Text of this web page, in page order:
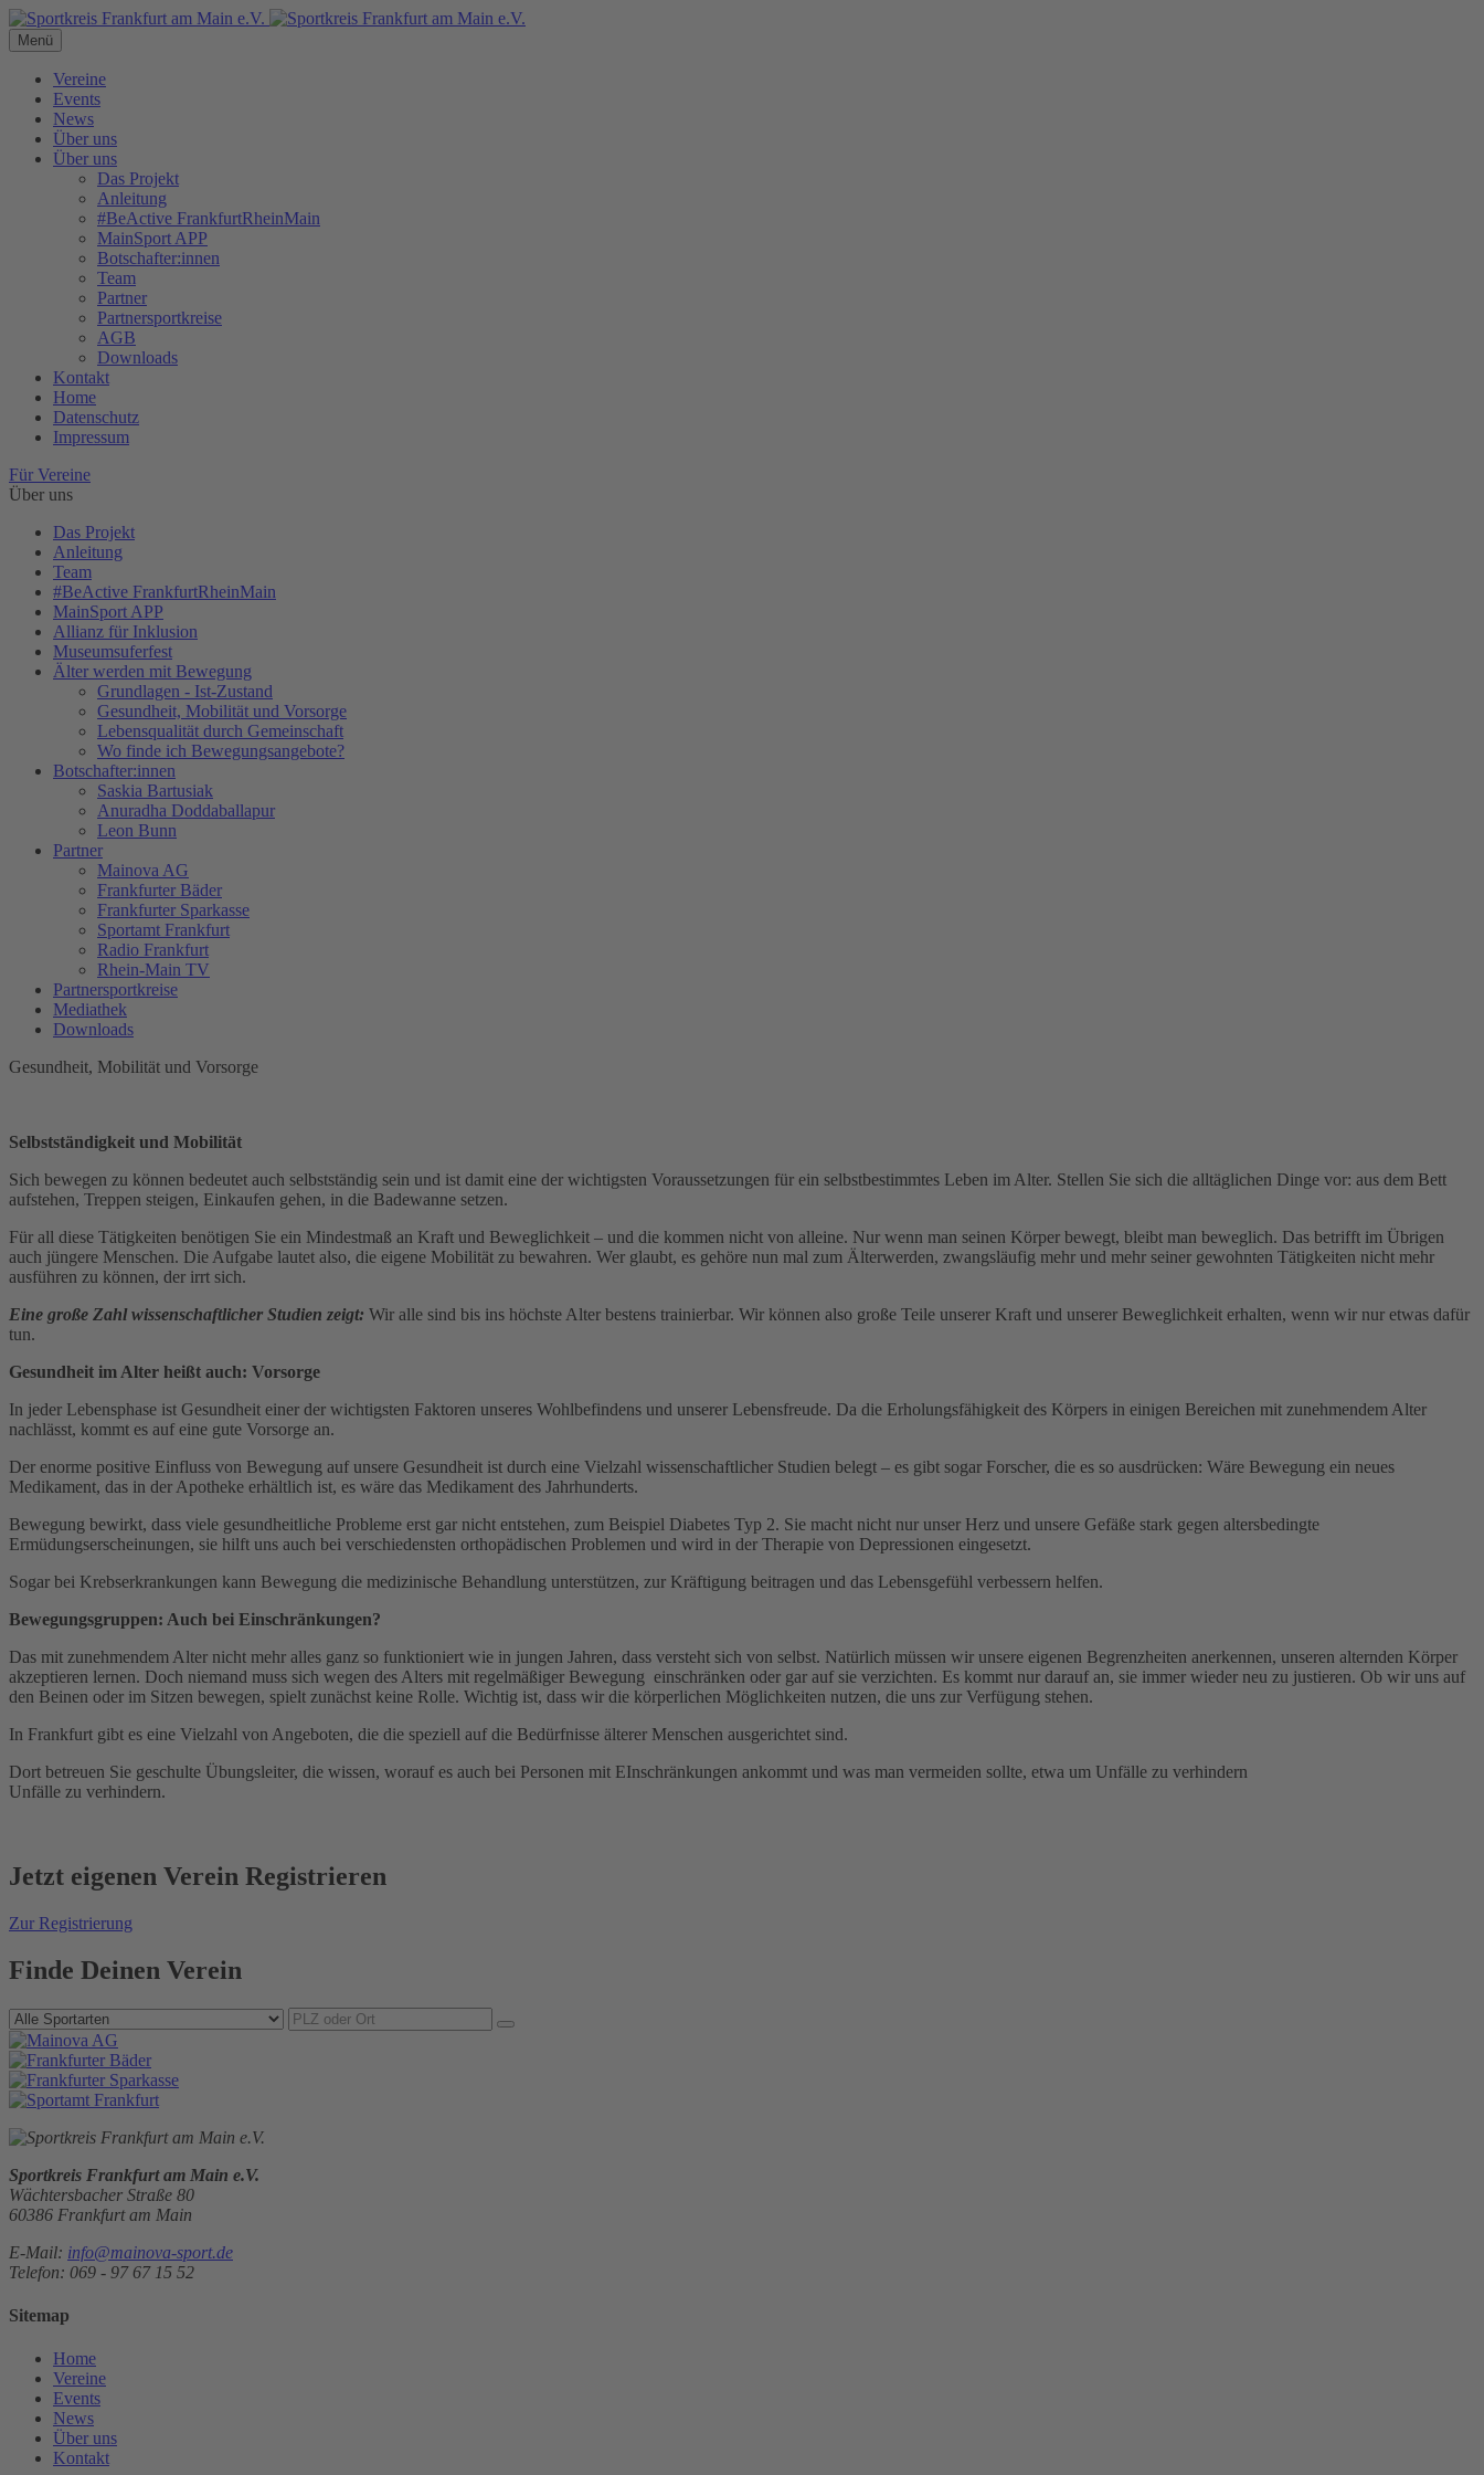
Menü
Vereine
Events
News
Über uns
Über uns
Das Projekt
Anleitung
#BeActive FrankfurtRheinMain
MainSport APP
Botschafter:innen
Team
Partner
Partnersportkreise
AGB
Downloads
Kontakt
Home
Datenschutz
Impressum
Für Vereine
Über uns
Das Projekt
Anleitung
Team
#BeActive FrankfurtRheinMain
MainSport APP
Allianz für Inklusion
Museumsuferfest
Älter werden mit Bewegung
Grundlagen - Ist-Zustand
Gesundheit, Mobilität und Vorsorge
Lebensqualität durch Gemeinschaft
Wo finde ich Bewegungsangebote?
Botschafter:innen
Saskia Bartusiak
Anuradha Doddaballapur
Leon Bunn
Partner
Mainova AG
Frankfurter Bäder
Frankfurter Sparkasse
Sportamt Frankfurt
Radio Frankfurt
Rhein-Main TV
Partnersportkreise
Mediathek
Downloads
Gesundheit, Mobilität und Vorsorge
Selbstständigkeit und Mobilität
Sich bewegen zu können bedeutet auch selbstständig sein und ist damit eine der wichtigsten Voraussetzungen für ein selbstbestimmtes Leben im Alter. Stellen Sie sich die alltäglichen Dinge vor: aus dem Bett
aufstehen, Treppen steigen, Einkaufen gehen, in die Badewanne setzen.
Für all diese Tätigkeiten benötigen Sie ein Mindestmaß an Kraft und Beweglichkeit – und die kommen nicht von alleine. Nur wenn man seinen Körper bewegt, bleibt man beweglich. Das betrifft im Übrigen
auch jüngere Menschen. Die Aufgabe lautet also, die eigene Mobilität zu bewahren. Wer glaubt, es gehöre nun mal zum Älterwerden, zwangsläufig mehr und mehr seiner gewohnten Tätigkeiten nicht mehr
ausführen zu können, der irrt sich.
Eine große Zahl wissenschaftlicher Studien zeigt: Wir alle sind bis ins höchste Alter bestens trainierbar. Wir können also große Teile unserer Kraft und unserer Beweglichkeit erhalten, wenn wir nur etwas dafür
tun.
Gesundheit im Alter heißt auch: Vorsorge
In jeder Lebensphase ist Gesundheit einer der wichtigsten Faktoren unseres Wohlbefindens und unserer Lebensfreude. Da die Erholungsfähigkeit des Körpers in einigen Bereichen mit zunehmendem Alter
nachlässt, kommt es auf eine gute Vorsorge an.
Der enorme positive Einfluss von Bewegung auf unsere Gesundheit ist durch eine Vielzahl wissenschaftlicher Studien belegt – es gibt sogar Forscher, die es so ausdrücken: Wäre Bewegung ein neues
Medikament, das in der Apotheke erhältlich ist, es wäre das Medikament des Jahrhunderts.
Bewegung bewirkt, dass viele gesundheitliche Probleme erst gar nicht entstehen, zum Beispiel Diabetes Typ 2. Sie macht nicht nur unser Herz und unsere Gefäße stark gegen altersbedingte
Ermüdungserscheinungen, sie hilft uns auch bei verschiedensten orthopädischen Problemen und wird in der Therapie von Depressionen eingesetzt.
Sogar bei Krebserkrankungen kann Bewegung die medizinische Behandlung unterstützen, zur Kräftigung beitragen und das Lebensgefühl verbessern helfen.
Bewegungsgruppen: Auch bei Einschränkungen?
Das mit zunehmendem Alter nicht mehr alles ganz so funktioniert wie in jungen Jahren, dass versteht sich von selbst. Natürlich müssen wir unsere eigenen Begrenzheiten anerkennen, unseren alternden Körper
akzeptieren lernen. Doch niemand muss sich wegen des Alters mit regelmäßiger Bewegung einschränken oder gar auf sie verzichten. Es kommt nur darauf an, sie immer wieder neu zu justieren. Ob wir uns auf
den Beinen oder im Sitzen bewegen, spielt zunächst keine Rolle. Wichtig ist, dass wir die körperlichen Möglichkeiten nutzen, die uns zur Verfügung stehen.
In Frankfurt gibt es eine Vielzahl von Angeboten, die die speziell auf die Bedürfnisse älterer Menschen ausgerichtet sind.
Dort betreuen Sie geschulte Übungsleiter, die wissen, worauf es auch bei Personen mit EInschränkungen ankommt und was man vermeiden sollte, etwa um Unfälle zu verhindern
Unfälle zu verhindern.
Jetzt eigenen Verein Registrieren
Zur Registrierung
Finde Deinen Verein
Sportkreis Frankfurt am Main e.V.
Wächtersbacher Straße 80
60386 Frankfurt am Main
E-Mail: info@mainova-sport.de
Telefon: 069 - 97 67 15 52
Sitemap
Home
Vereine
Events
News
Über uns
Kontakt